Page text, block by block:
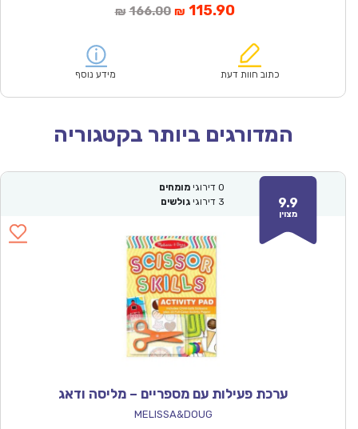
₪ 166.00המחיר
₪166.00.
₪ 115.90המחיר
הוא:
כתוב חוות דעת מידע נוסף
המדורגים ביותר בקטגוריה
9.9
מצוין
0 דירוגי מומחים
3 דירוגי גולשים
ערכת פעילות עם מספריים – מליסה ודאג
MELISSA&DOUG